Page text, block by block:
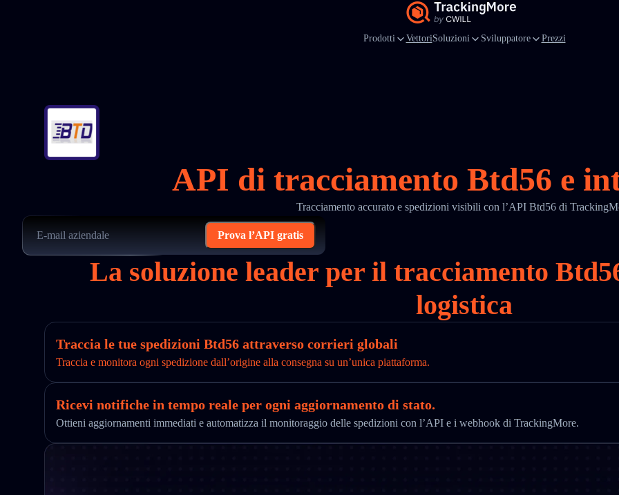
Prodotti VettoriSoluzioni Sviluppatore Prezzi
API di tracciamento Btd56 e
Tracciamento accurato e spedizioni visibili con l’API Btd56 di
Prova l’API gratis
La soluzione leader per il tracciamento
logistica
Traccia le tue spedizioni Btd56 attraverso corrieri globali
Traccia e monitora ogni spedizione dall’origine alla consegna su un’unica piattaforma.
Ricevi notifiche in tempo reale per ogni aggiornamento di stato.
Ottieni aggiornamenti immediati e automatizza il monitoraggio delle spedizioni con l’API e i webhook di TrackingMore.